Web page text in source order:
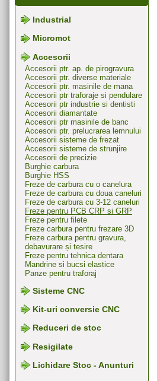
Industrial
Micromot
Accesorii
Accesorii ptr. ap. de pirogravura
Accesorii ptr. diverse materiale
Accesorii ptr. masinile de mana
Accesorii ptr traforaje si pendulare
Accesorii ptr industrie si dentisti
Accesorii diamantate
Accesorii ptr masinile de banc
Accesorii ptr. prelucrarea lemnului
Accesorii sisteme de frezat
Accesorii sisteme de strunjire
Accesorii de precizie
Burghie carbura
Burghie HSS
Freze de carbura cu o canelura
Freze de carbura cu doua caneluri
Freze de carbura cu 3-12 caneluri
Freze pentru PCB CRP si GRP
Freze pentru filete
Freze carbura pentru frezare 3D
Freze carbura pentru gravura,
debavurare și tesire
Freze pentru tehnica dentara
Mandrine si bucsi elastice
Panze pentru traforaj
Sisteme CNC
Kit-uri conversie CNC
Reduceri de stoc
Resigilate
Lichidare Stoc - Anunturi